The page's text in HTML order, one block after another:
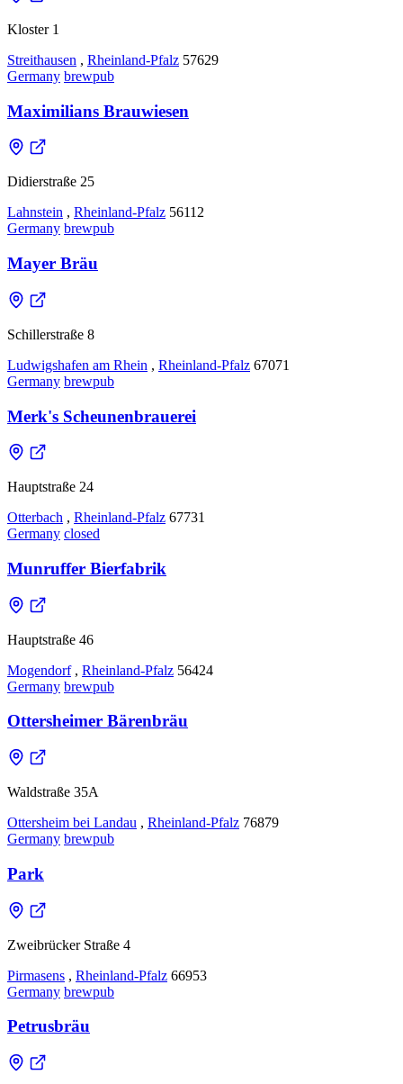
Kloster 1
Streithausen , Rheinland-Pfalz 57629
Germany brewpub
Maximilians Brauwiesen
Didierstraße 25
Lahnstein , Rheinland-Pfalz 56112
Germany brewpub
Mayer Bräu
Schillerstraße 8
Ludwigshafen am Rhein , Rheinland-Pfalz 67071
Germany brewpub
Merk's Scheunenbrauerei
Hauptstraße 24
Otterbach , Rheinland-Pfalz 67731
Germany closed
Munruffer Bierfabrik
Hauptstraße 46
Mogendorf , Rheinland-Pfalz 56424
Germany brewpub
Ottersheimer Bärenbräu
Waldstraße 35A
Ottersheim bei Landau , Rheinland-Pfalz 76879
Germany brewpub
Park
Zweibrücker Straße 4
Pirmasens , Rheinland-Pfalz 66953
Germany brewpub
Petrusbräu